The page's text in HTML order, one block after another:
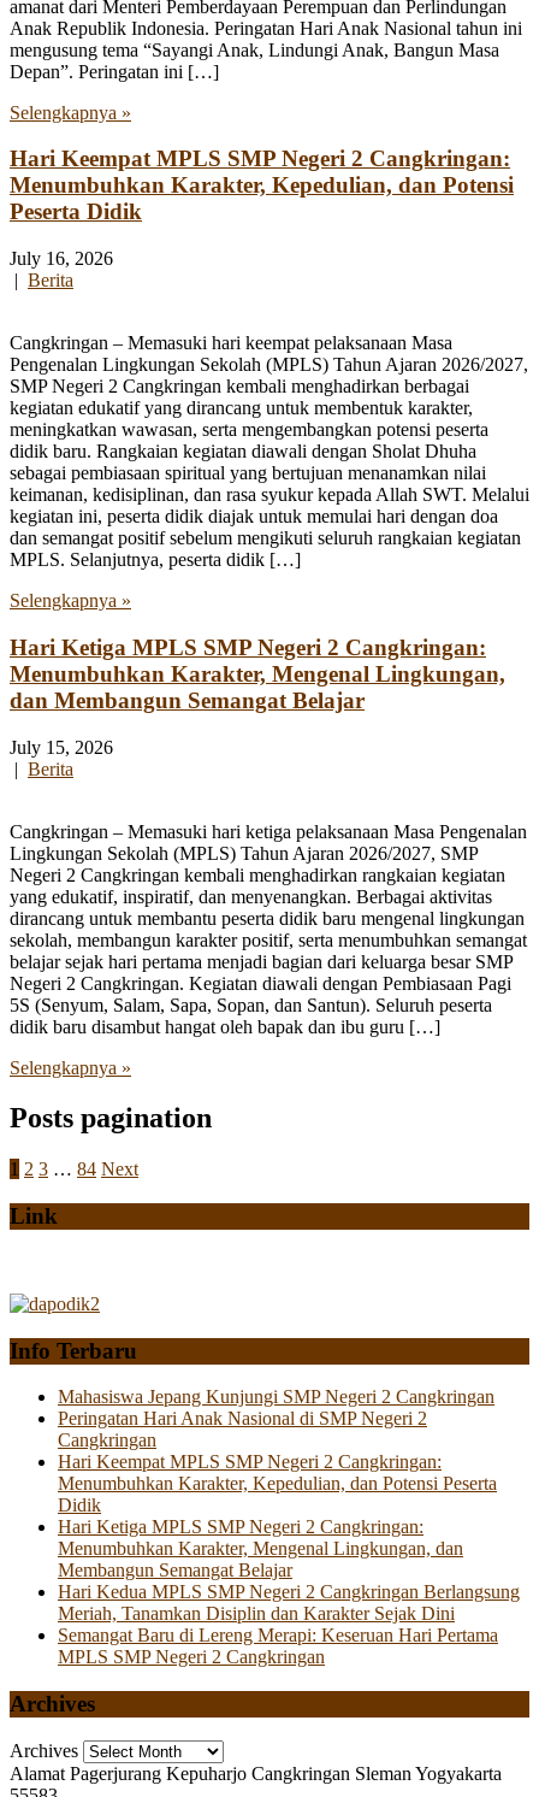
amanat dari Menteri Pemberdayaan Perempuan dan Perlindungan
Anak Republik Indonesia. Peringatan Hari Anak Nasional tahun ini
mengusung tema “Sayangi Anak, Lindungi Anak, Bangun Masa
Depan”. Peringatan ini […]
Selengkapnya »
Hari Keempat MPLS SMP Negeri 2 Cangkringan:
Menumbuhkan Karakter, Kepedulian, dan Potensi
Peserta Didik
July 16, 2026
| Berita
Cangkringan – Memasuki hari keempat pelaksanaan Masa
Pengenalan Lingkungan Sekolah (MPLS) Tahun Ajaran 2026/2027,
SMP Negeri 2 Cangkringan kembali menghadirkan berbagai
kegiatan edukatif yang dirancang untuk membentuk karakter,
meningkatkan wawasan, serta mengembangkan potensi peserta
didik baru. Rangkaian kegiatan diawali dengan Sholat Dhuha
sebagai pembiasaan spiritual yang bertujuan menanamkan nilai
keimanan, kedisiplinan, dan rasa syukur kepada Allah SWT. Melalui
kegiatan ini, peserta didik diajak untuk memulai hari dengan doa
dan semangat positif sebelum mengikuti seluruh rangkaian kegiatan
MPLS. Selanjutnya, peserta didik […]
Selengkapnya »
Hari Ketiga MPLS SMP Negeri 2 Cangkringan:
Menumbuhkan Karakter, Mengenal Lingkungan,
dan Membangun Semangat Belajar
July 15, 2026
| Berita
Cangkringan – Memasuki hari ketiga pelaksanaan Masa Pengenalan
Lingkungan Sekolah (MPLS) Tahun Ajaran 2026/2027, SMP
Negeri 2 Cangkringan kembali menghadirkan rangkaian kegiatan
yang edukatif, inspiratif, dan menyenangkan. Berbagai aktivitas
dirancang untuk membantu peserta didik baru mengenal lingkungan
sekolah, membangun karakter positif, serta menumbuhkan semangat
belajar sejak hari pertama menjadi bagian dari keluarga besar SMP
Negeri 2 Cangkringan. Kegiatan diawali dengan Pembiasaan Pagi
5S (Senyum, Salam, Sapa, Sopan, dan Santun). Seluruh peserta
didik baru disambut hangat oleh bapak dan ibu guru […]
Selengkapnya »
Posts pagination
1 2 3 … 84 Next
Link
Info Terbaru
Mahasiswa Jepang Kunjungi SMP Negeri 2 Cangkringan
Peringatan Hari Anak Nasional di SMP Negeri 2
Cangkringan
Hari Keempat MPLS SMP Negeri 2 Cangkringan:
Menumbuhkan Karakter, Kepedulian, dan Potensi Peserta
Didik
Hari Ketiga MPLS SMP Negeri 2 Cangkringan:
Menumbuhkan Karakter, Mengenal Lingkungan, dan
Membangun Semangat Belajar
Hari Kedua MPLS SMP Negeri 2 Cangkringan Berlangsung
Meriah, Tanamkan Disiplin dan Karakter Sejak Dini
Semangat Baru di Lereng Merapi: Keseruan Hari Pertama
MPLS SMP Negeri 2 Cangkringan
Archives
Archives
Alamat Pagerjurang Kepuharjo Cangkringan Sleman Yogyakarta